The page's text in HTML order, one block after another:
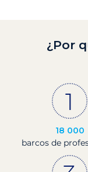
¿Por
18 000
barcos de